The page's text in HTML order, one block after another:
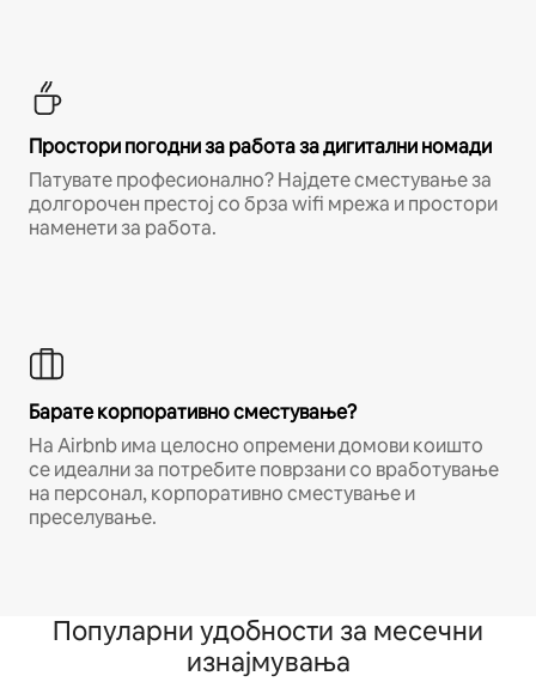
Простори погодни за работа за дигитални номади
Патувате професионално? Најдете сместување за
долгорочен престој со брза wifi мрежа и простори
наменети за работа.
Барате корпоративно сместување?
На Airbnb има целосно опремени домови коишто
се идеални за потребите поврзани со вработување
на персонал, корпоративно сместување и
преселување.
Популарни удобности за месечни
изнајмувања